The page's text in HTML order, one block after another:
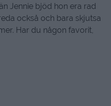
Jennie bjöd hon era rad
också och bara skjutsa
Har du någon favorit,